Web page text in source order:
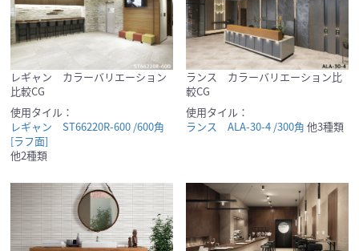
レギャン カラーバリエーション
比較CG
使用タイル：
レギャン ST66220R-600 /600角
[ラフ面]
他2種類
ランス カラーバリエーション比
較CG
使用タイル：
ランス ALA-30-4 /300角 他3種類